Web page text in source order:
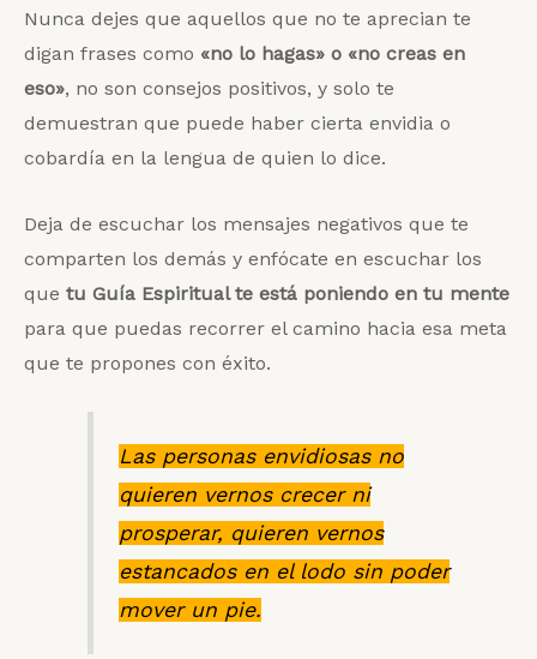
Nunca dejes que aquellos que no te aprecian te
digan frases como «no lo hagas» o «no creas en
eso», no son consejos positivos, y solo te
demuestran que puede haber cierta envidia o
cobardía en la lengua de quien lo dice.
Deja de escuchar los mensajes negativos que te
comparten los demás y enfócate en escuchar los
que tu Guía Espiritual te está poniendo en tu mente
para que puedas recorrer el camino hacia esa meta
que te propones con éxito.
Las personas envidiosas no
quieren vernos crecer ni
prosperar, quieren vernos
estancados en el lodo sin poder
mover un pie.